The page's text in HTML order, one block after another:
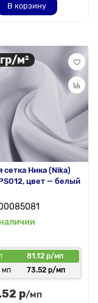
В корзину
м²
Ника (Nika)
цвет — белый
81.12 р/мп
мп
73.52 р/мп
р/мп